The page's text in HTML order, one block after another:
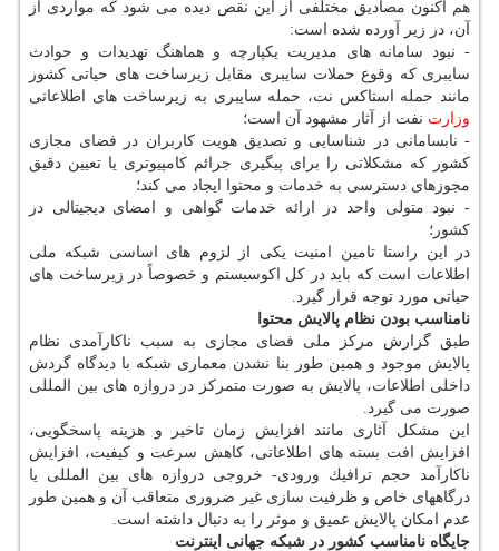
هم اكنون مصادیق مختلفی از این نقص دیده می شود كه مواردی از
آن، در زیر آورده شده است:
- نبود سامانه های مدیریت یكپارچه و هماهنگ تهدیدات و حوادث
سایبری كه وقوع حملات سایبری مقابل زیرساخت های حیاتی كشور
مانند حمله استاكس نت، حمله سایبری به زیرساخت های اطلاعاتی
وزارت نفت از آثار مشهود آن است؛
- نابسامانی در شناسایی و تصدیق هویت كاربران در فضای مجازی
كشور كه مشكلاتی را برای پیگیری جرائم كامپیوتری یا تعیین دقیق
مجوزهای دسترسی به خدمات و محتوا ایجاد می كند؛
- نبود متولی واحد در ارائه خدمات گواهی و امضای دیجیتالی در
كشور؛
در این راستا تامین امنیت یكی از لزوم های اساسی شبكه ملی
اطلاعات است كه باید در كل اكوسیستم و خصوصاً در زیرساخت های
حیاتی مورد توجه قرار گیرد.
نامناسب بودن نظام پالایش محتوا
طبق گزارش مركز ملی فضای مجازی به سبب ناكارآمدی نظام
پالایش موجود و همین طور بنا نشدن معماری شبكه با دیدگاه گردش
داخلی اطلاعات، پالایش به صورت متمركز در دروازه های بین المللی
صورت می گیرد.
این مشكل آثاری مانند افزایش زمان تاخیر و هزینه پاسخگویی،
افزایش افت بسته های اطلاعاتی، كاهش سرعت و كیفیت، افزایش
ناكارآمد حجم ترافیك ورودی- خروجی دروازه های بین المللی یا
درگاههای خاص و ظرفیت سازی غیر ضروری متعاقب آن و همین طور
عدم امكان پالایش عمیق و موثر را به دنبال داشته است.
جایگاه نامناسب كشور در شبكه جهانی اینترنت